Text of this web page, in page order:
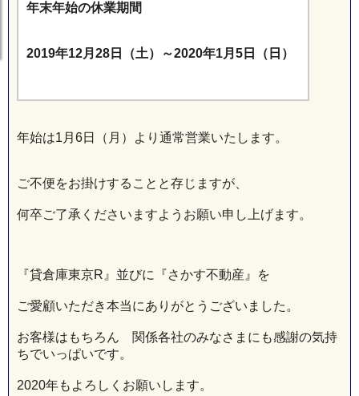
年末年始の休業期間
2019年12月28日（土）～2020年1月5日（日）
年始は1月6日（月）より通常営業いたします。
ご不便をお掛けすることと存じますが、
何卒ご了承くださいますようお願い申し上げます。
『貸倉庫東京R』並びに『さかす不動産』を
ご愛顧いただき本当にありがとうございました。
お客様はもちろん 関係各社のみなさまにも感謝の気持
ちでいっぱいです。
2020年もよろしくお願いします。